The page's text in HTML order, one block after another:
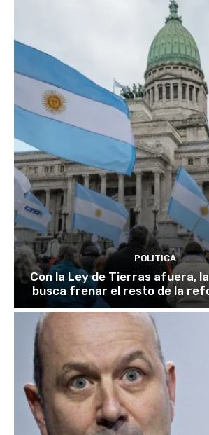
POLITICA
Con la Ley de Tierras afuera,
busca frenar el resto de la